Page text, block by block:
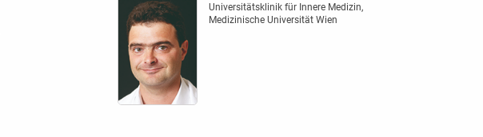
Universitätsklinik für Innere Medizin,
Medizinische Universität Wien